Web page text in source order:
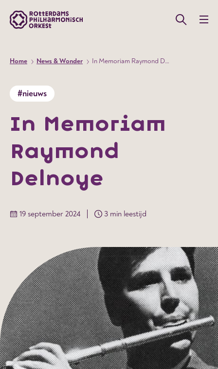
Home News & Wonder In Memoriam Raymond Delnoye
#nieuws
In Memoriam
Raymond
Delnoye
19 september 2024 3 min leestijd